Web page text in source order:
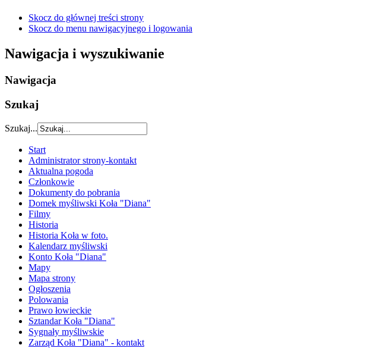
Skocz do głównej treści strony
Skocz do menu nawigacyjnego i logowania
Nawigacja i wyszukiwanie
Nawigacja
Szukaj
Szukaj...
Start
Administrator strony-kontakt
Aktualna pogoda
Członkowie
Dokumenty do pobrania
Domek myśliwski Koła "Diana"
Filmy
Historia
Historia Koła w foto.
Kalendarz myśliwski
Konto Koła "Diana"
Mapy
Mapa strony
Ogłoszenia
Polowania
Prawo łowieckie
Sztandar Koła "Diana"
Sygnały myśliwskie
Zarząd Koła "Diana" - kontakt